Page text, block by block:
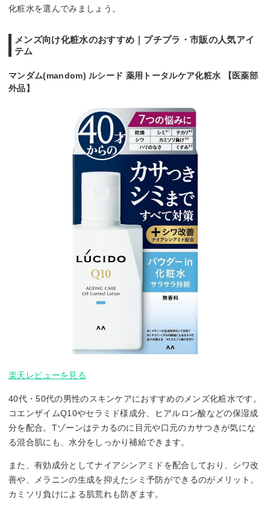
化粧水を選んでみましょう。
メンズ向け化粧水のおすすめ｜プチプラ・市販の人気アイ
テム
マンダム(mandom) ルシード 薬用トータルケア化粧水 【医薬部
外品】
楽天レビューを見る
40代・50代の男性のスキンケアにおすすめのメンズ化粧水です。
コエンザイムQ10やセラミド様成分、ヒアルロン酸などの保湿成
分を配合。Tゾーンはテカるのに目元や口元のカサつきが気にな
る混合肌にも、水分をしっかり補給できます。
また、有効成分としてナイアシンアミドを配合しており、シワ改
善や、メラニンの生成を抑えたシミ予防ができるのがメリット。
カミソリ負けによる肌荒れも防ぎます。